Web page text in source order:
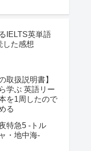
IELTS英単語
した感想
取扱説明書】
学ぶ 英語リー
を1周したので
る
特急5 -トル
・地中海-